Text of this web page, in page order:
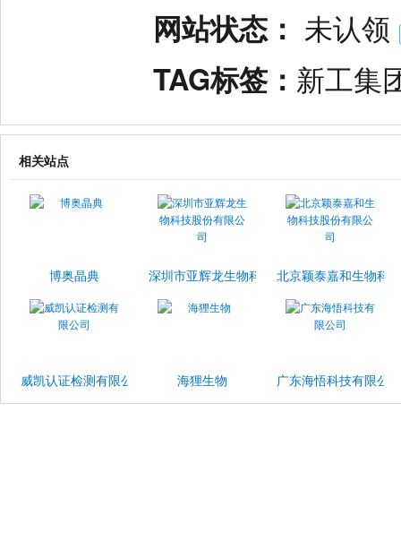
网站状态： 未认领
TAG标签： 新工集
相关站点
博奥晶典 深圳市亚辉龙生物科技股份有限公司
北京颖泰嘉和生物科
威凯认证检测有限公司 海狸生物 广东海悟科技有限公司